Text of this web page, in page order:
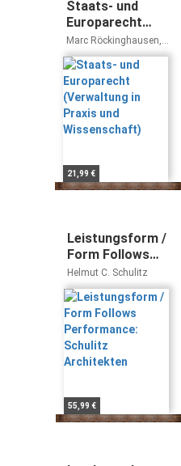
Staats- und
Europarecht
(Verwaltung in
Praxis und
Wissenschaft)
Marc Röckinghausen,
Lars Oliver Michaelis,
Frank Bätge, Uta
Hildebrandt, Frank
Braun
21,99 €
Leistungsform /
Form Follows
Performance:
Schulitz
Architekten
Helmut C. Schulitz
55,99 €